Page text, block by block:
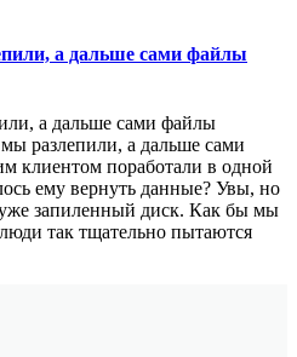
а дальше сами файлы
а дальше сами файлы
разлепили, а дальше сами
клиентом поработали в одной
ему вернуть данные? Увы, но
запиленный диск. Как бы мы
так тщательно пытаются